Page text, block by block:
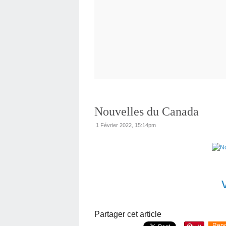
Nouvelles du Canada
1 Février 2022, 15:14pm
Partager cet article